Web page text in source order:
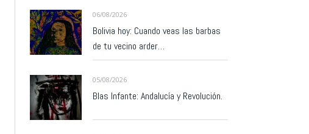
06/08/2026
Bolivia hoy: Cuando veas las barbas
de tu vecino arder…
05/08/2026
Blas Infante: Andalucía y Revolución.